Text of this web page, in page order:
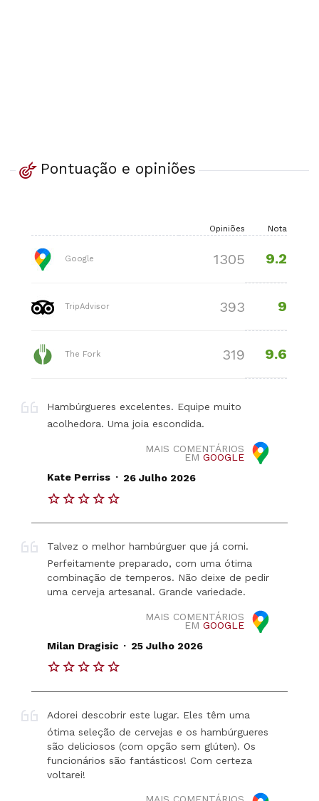
Pontuação e opiniões
Opiniões Nota
Google 1305 9.2
TripAdvisor 393 9
The Fork 319 9.6
Hambúrgueres excelentes. Equipe muito
acolhedora. Uma joia escondida.
MAIS COMENTÁRIOS
EM GOOGLE
Kate Perriss . 26 Julho 2026
Talvez o melhor hambúrguer que já comi.
Perfeitamente preparado, com uma ótima
combinação de temperos. Não deixe de pedir
uma cerveja artesanal. Grande variedade.
MAIS COMENTÁRIOS
EM GOOGLE
Milan Dragisic . 25 Julho 2026
Adorei descobrir este lugar. Eles têm uma
ótima seleção de cervejas e os hambúrgueres
são deliciosos (com opção sem glúten). Os
funcionários são fantásticos! Com certeza
voltarei!